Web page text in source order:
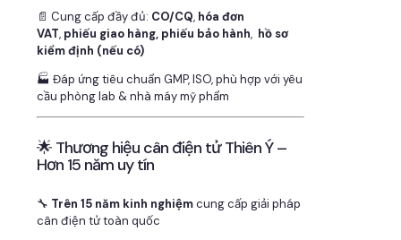
📄 Cung cấp đầy đủ: CO/CQ, hóa đơn
VAT, phiếu giao hàng, phiếu bảo hành, hồ sơ
kiểm định (nếu có)
🏭 Đáp ứng tiêu chuẩn GMP, ISO, phù hợp với yêu
cầu phòng lab & nhà máy mỹ phẩm
🌟 Thương hiệu cân điện tử Thiên Ý –
Hơn 15 năm uy tín
🔧 Trên 15 năm kinh nghiệmcung cấp giải pháp
cân điện tử toàn quốc